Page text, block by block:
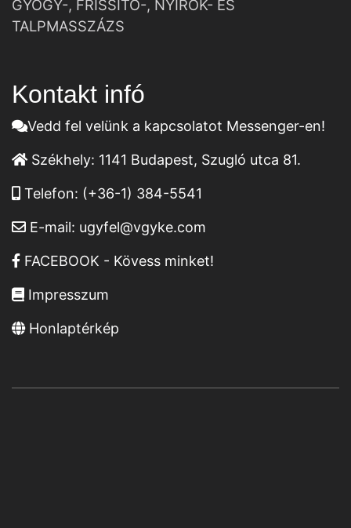
GYÓGY-, FRISSÍTŐ-, NYIROK- ÉS
TALPMASSZÁZS
Kontakt infó
Vedd fel velünk a kapcsolatot Messenger-en!
Székhely: 1141 Budapest, Szugló utca 81.
Telefon: (+36-1) 384-5541
E-mail: ugyfel@vgyke.com
FACEBOOK - Kövess minket!
Impresszum
Honlaptérkép